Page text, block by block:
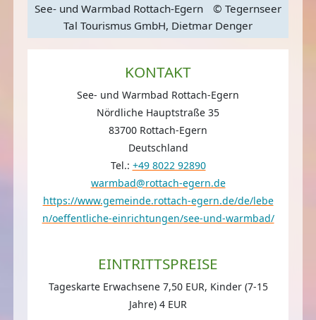
See- und Warmbad Rottach-Egern
© Tegernseer
Tal Tourismus GmbH, Dietmar Denger
KONTAKT
See- und Warmbad Rottach-Egern
Nördliche Hauptstraße 35
83700 Rottach-Egern
Deutschland
Tel.: +49 8022 92890
warmbad@rottach-egern.de
https://www.gemeinde.rottach-egern.de/de/lebe
n/oeffentliche-einrichtungen/see-und-warmbad/
EINTRITTSPREISE
Tageskarte Erwachsene 7,50 EUR, Kinder (7-15
Jahre) 4 EUR